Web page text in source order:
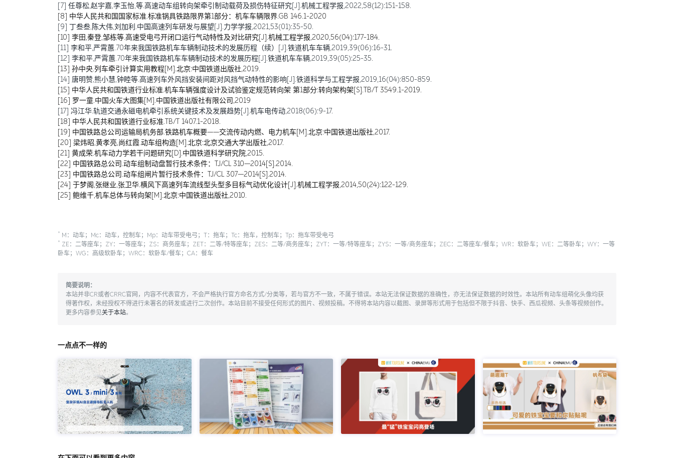
[7] 任尊松,赵宇嘉,李玉怡,等.高速动车组转向架牵引制动载荷及损伤特征研究[J].机械工程学报,2022,58(12):151-158.
[8] 中华人民共和国国家标准.标准锅具铁路限界第1部分：机车车辆限界.GB 146.1-2020
[9] 丁叁叁,陈大伟,刘加利.中国高速列车研发与展望[J].力学学报,2021,53(01):35-50.
[10] 李田,秦登,邹栋等.高速受电弓开闭口运行气动特性及对比研究[J].机械工程学报,2020,56(04):177-184.
[11] 李和平,严霄蕙.70年来我国铁路机车车辆制动技术的发展历程（续）[J].铁道机车车辆,2019,39(06):16-31.
[12] 李和平,严霄蕙.70年来我国铁路机车车辆制动技术的发展历程[J].铁道机车车辆,2019,39(05):25-35.
[13] 孙中央.列车牵引计算实用教程[M].北京:中国铁道出版社,2019.
[14] 唐明赞,熊小慧,钟睦等.高速列车外风挡安装间距对风挡气动特性的影响[J].铁道科学与工程学报,2019,16(04):850-859.
[15] 中华人民共和国铁道行业标准.机车车辆强度设计及试验鉴定规范转向架 第1部分:转向架构架[S].TB/T 3549.1-2019.
[16] 罗一童.中国火车大图集[M].中国铁道出版社有限公司,2019
[17] 冯江华.轨道交通永磁电机牵引系统关键技术及发展趋势[J].机车电传动,2018(06):9-17.
[18] 中华人民共和国铁道行业标准.TB/T 1407.1-2018.
[19] 中国铁路总公司运输局机务部.铁路机车概要——交流传动内燃、电力机车[M].北京:中国铁道出版社,2017.
[20] 梁炜昭,黄孝亮,尚红霞.动车组构造[M].北京:北京交通大学出版社,2017.
[21] 黄成荣.机车动力学若干问题研究[D].中国铁道科学研究院,2015.
[22] 中国铁路总公司.动车组制动盘暂行技术条件：TJ/CL 310—2014[S].2014.
[23] 中国铁路总公司.动车组闸片暂行技术条件：TJ/CL 307—2014[S].2014.
[24] 于梦阁,张继业,张卫华.横风下高速列车流线型头型多目标气动优化设计[J].机械工程学报,2014,50(24):122-129.
[25] 鲍维千,机车总体与转向架[M].北京:中国铁道出版社,2010.
* M：动车；Mc：动车，控制车；Mp：动车带受电弓；T：拖车；Tc：拖车，控制车；Tp：拖车带受电弓
* ZE：二等座车；ZY：一等座车；ZS：商务座车；ZET：二等/特等座车；ZES：二等/商务座车；ZYT：一等/特等座车；ZYS：一等/商务座车；ZEC：二等座车/餐车；WR：软卧车；WE：二等卧车；WY：一等
卧车；WG：高级软卧车；WRC：软卧车/餐车；CA：餐车
简要说明：
本站并非CR或者CRRC官网，内容不代表官方，不会严格执行官方命名方式/分类等，若与官方不一致，不属于错误。本站无法保证数据的准确性，亦无法保证数据的时效性。本站所有动车组萌化头像均获
得著作权，未经授权不得进行未署名的转发或进行二次创作。本站目前不接受任何形式的图片、视频投稿。不得将本站内容以截图、录屏等形式用于包括但不限于抖音、快手、西瓜视频、头条等视频创作。
更多内容参见关于本站。
一点点不一样的